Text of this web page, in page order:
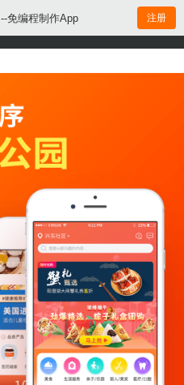
--免编程制作App 注册